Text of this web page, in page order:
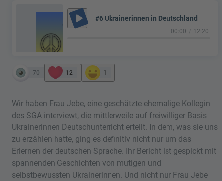
play_arrow #6 Ukrainerinnen in Deutschland
00:00 12:20
70 12 1
Wir haben Frau Jebe, eine geschätzte ehemalige Kollegin
des SGA interviewt, die mittlerweile auf freiwilliger Basis
Ukrainerinnen Deutschunterricht erteilt. In dem, was sie uns
zu erzählen hatte, ging es definitiv nicht nur um das
Erlernen der deutschen Sprache. Ihr Bericht ist gespickt mit
spannenden Geschichten von mutigen und
selbstbewussten Ukrainerinnen. Und nicht nur Frau Jebe